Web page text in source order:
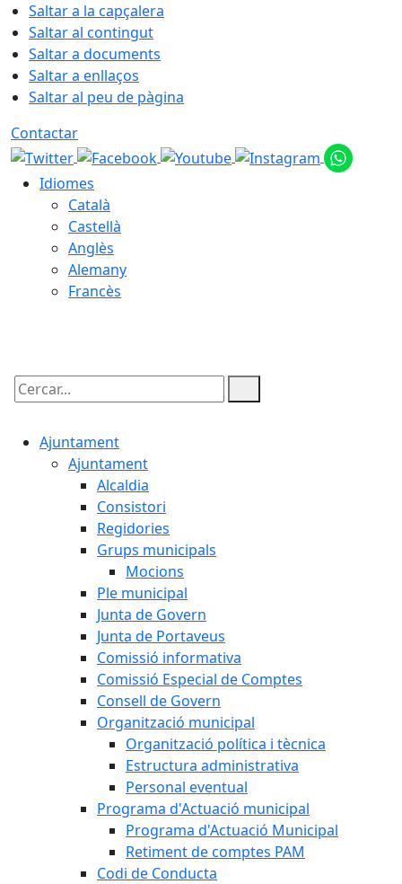
Saltar a la capçalera
Saltar al contingut
Saltar a documents
Saltar a enllaços
Saltar al peu de pàgina
Contactar
Idiomes
Català
Castellà
Anglès
Alemany
Francès
Cercar:
Ajuntament
Ajuntament
Alcaldia
Consistori
Regidories
Grups municipals
Mocions
Ple municipal
Junta de Govern
Junta de Portaveus
Comissió informativa
Comissió Especial de Comptes
Consell de Govern
Organització municipal
Organització política i tècnica
Estructura administrativa
Personal eventual
Programa d'Actuació municipal
Programa d'Actuació Municipal
Retiment de comptes PAM
Codi de Conducta